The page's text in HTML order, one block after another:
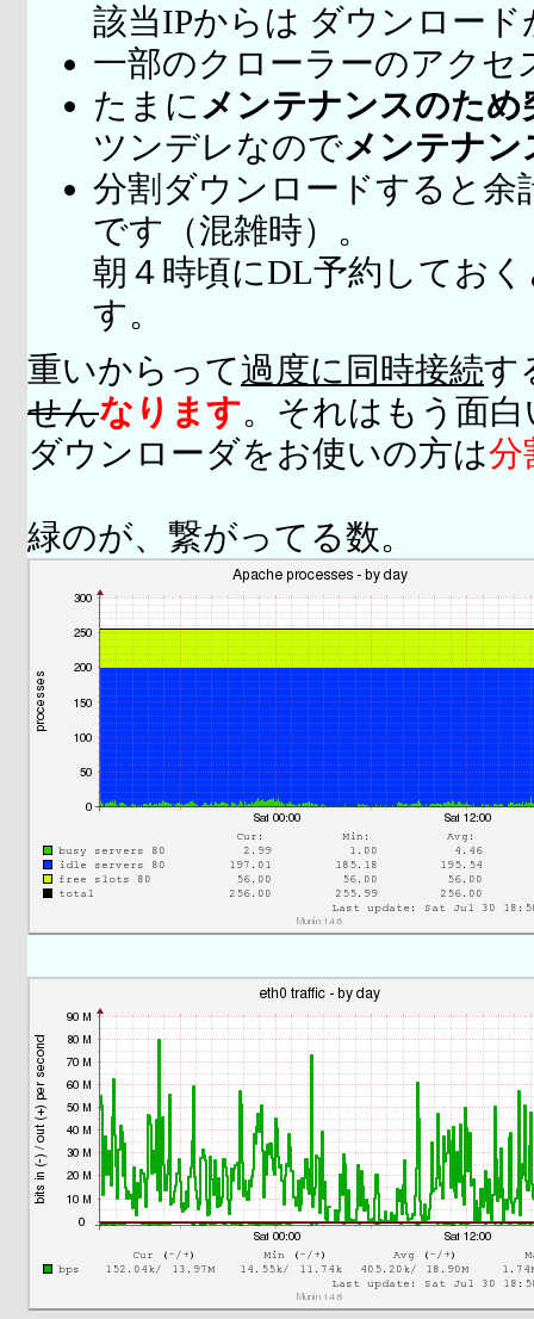
該当IPからは ダウンロー
一部のクローラーのアクセ
たまに メンテナンスのため
ツンデレなのでメンテナ
分割ダウンロードすると余
です（混雑時）。
朝４時頃にDL予約してお
す。
重いからって過度に同時接続す
せんなります。それはもう面
ダウンローダをお使いの方は分
緑のが、繋がってる数。